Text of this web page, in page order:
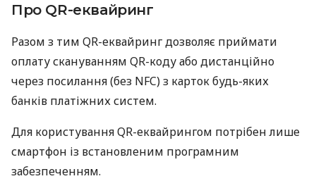
Про QR-еквайринг
Разом з тим QR-еквайринг дозволяє приймати
оплату скануванням QR-коду або дистанційно
через посилання (без NFC) з карток будь-яких
банків платіжних систем.
Для користування QR-еквайрингом потрібен лише
смартфон із встановленим програмним
забезпеченням.